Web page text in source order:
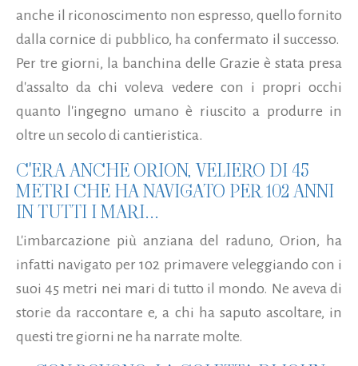
anche il riconoscimento non espresso, quello fornito
dalla cornice di pubblico, ha confermato il successo.
Per tre giorni, la banchina delle Grazie è stata presa
d'assalto da chi voleva vedere con i propri occhi
quanto l'ingegno umano è riuscito a produrre in
oltre un secolo di cantieristica.
C'ERA ANCHE ORION, VELIERO DI 45
METRI CHE HA NAVIGATO PER 102 ANNI
IN TUTTI I MARI...
L'imbarcazione più anziana del raduno, Orion, ha
infatti navigato per 102 primavere veleggiando con i
suoi 45 metri nei mari di tutto il mondo. Ne aveva di
storie da raccontare e, a chi ha saputo ascoltare, in
questi tre giorni ne ha narrate molte.